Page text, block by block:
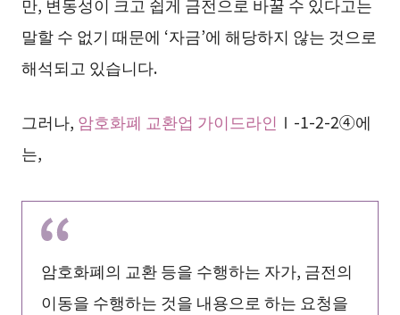
말할 수 없기 때문에 ‘자금’에 해당하지 않는 것으로
해석되고 있습니다.
그러나, 암호화폐 교환업 가이드라인 Ⅰ-1-2-2④에
는,
암호화폐의 교환 등을 수행하는 자가, 금전의
이동을 수행하는 것을 내용으로 하는 요청을